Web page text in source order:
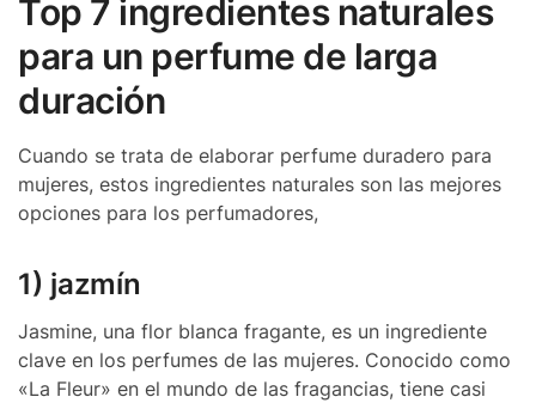
Top 7 ingredientes naturales
para un perfume de larga
duración
Cuando se trata de elaborar perfume duradero para
mujeres, estos ingredientes naturales son las mejores
opciones para los perfumadores,
1) jazmín
Jasmine, una flor blanca fragante, es un ingrediente
clave en los perfumes de las mujeres. Conocido como
«La Fleur» en el mundo de las fragancias, tiene casi